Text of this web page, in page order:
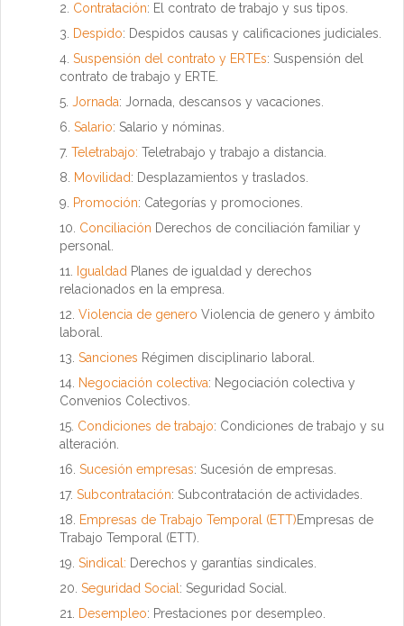
Contratación: El contrato de trabajo y sus tipos.
Despido: Despidos causas y calificaciones judiciales.
Suspensión del contrato y ERTEs: Suspensión del
contrato de trabajo y ERTE.
Jornada: Jornada, descansos y vacaciones.
Salario: Salario y nóminas.
Teletrabajo: Teletrabajo y trabajo a distancia.
Movilidad: Desplazamientos y traslados.
Promoción: Categorías y promociones.
Conciliación Derechos de conciliación familiar y
personal.
Igualdad Planes de igualdad y derechos
relacionados en la empresa.
Violencia de genero Violencia de genero y ámbito
laboral.
Sanciones Régimen disciplinario laboral.
Negociación colectiva: Negociación colectiva y
Convenios Colectivos.
Condiciones de trabajo: Condiciones de trabajo y su
alteración.
Sucesión empresas: Sucesión de empresas.
Subcontratación: Subcontratación de actividades.
Empresas de Trabajo Temporal (ETT)Empresas de
Trabajo Temporal (ETT).
Sindical: Derechos y garantías sindicales.
Seguridad Social : Seguridad Social.
Desempleo: Prestaciones por desempleo.